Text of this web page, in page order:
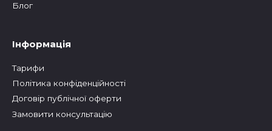
Блог
Інформація
Тарифи
Політика конфіденційності
Договір публічної оферти
Замовити консультацію